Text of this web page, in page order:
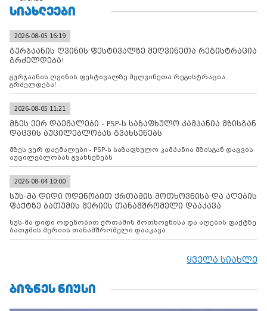
ᲡᲘᲐᲮᲚᲔᲔᲑᲘ
2026-08-05 16:19
გურჯაანის ღვინის ფესტივალზე მეღვინეთა რეგისტრაცია
გრძელდება!
გურჯაანის ღვინის ფესტივალზე მეღვინეთა რეგისტრაცია
გრძელდება!
2026-08-05 11:21
მზეს ვერ დაემალები - PSP-ს საზაფხულო კამპანია მზისგან
დაცვის აუცილებლობას გვახსენებს
მზეს ვერ დაემალები - PSP-ს საზაფხულო კამპანია მზისგან დაცვის
აუცილებლობას გვახსენებს
2026-08-04 10:00
სუს-მა დიდი ოდენობით ქრთამის მოთხოვნისა და აღების
ფაქტზე ბათუმის მერიის თანამშრომელი დააკავა
სუს-მა დიდი ოდენობით ქრთამის მოთხოვნისა და აღების ფაქტზე
ბათუმის მერიის თანამშრომელი დააკავა
ყველა სიახლე
ᲑᲘᲖᲜᲔᲡ ᲜᲘᲣᲡᲘ